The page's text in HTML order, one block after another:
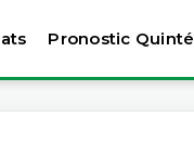
Pronostic Quinté